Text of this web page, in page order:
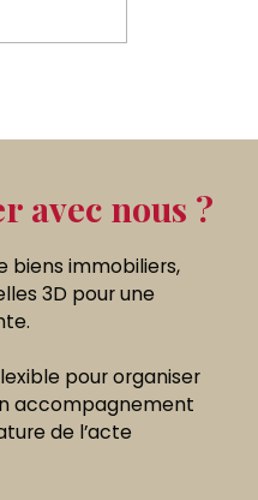
avec nous ?
biens immobiliers,
3D pour une
pour organiser
accompagnement
de l’acte